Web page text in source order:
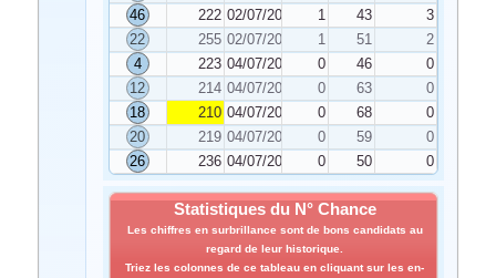
46
222 02/07/2022 1 43
3
22
255 02/07/2022 1 51
2
4
223 04/07/2022 0 46
0
12
214 04/07/2022 0 63
0
18
210 04/07/2022 0 68
0
20
219 04/07/2022 0 59
0
26
236 04/07/2022 0 50 0
Statistiques du N° Chance
Les chiffres en surbrillance sont de bons candidats au
regard de leur historique.
Triez les colonnes de ce tableau en cliquant sur les en-